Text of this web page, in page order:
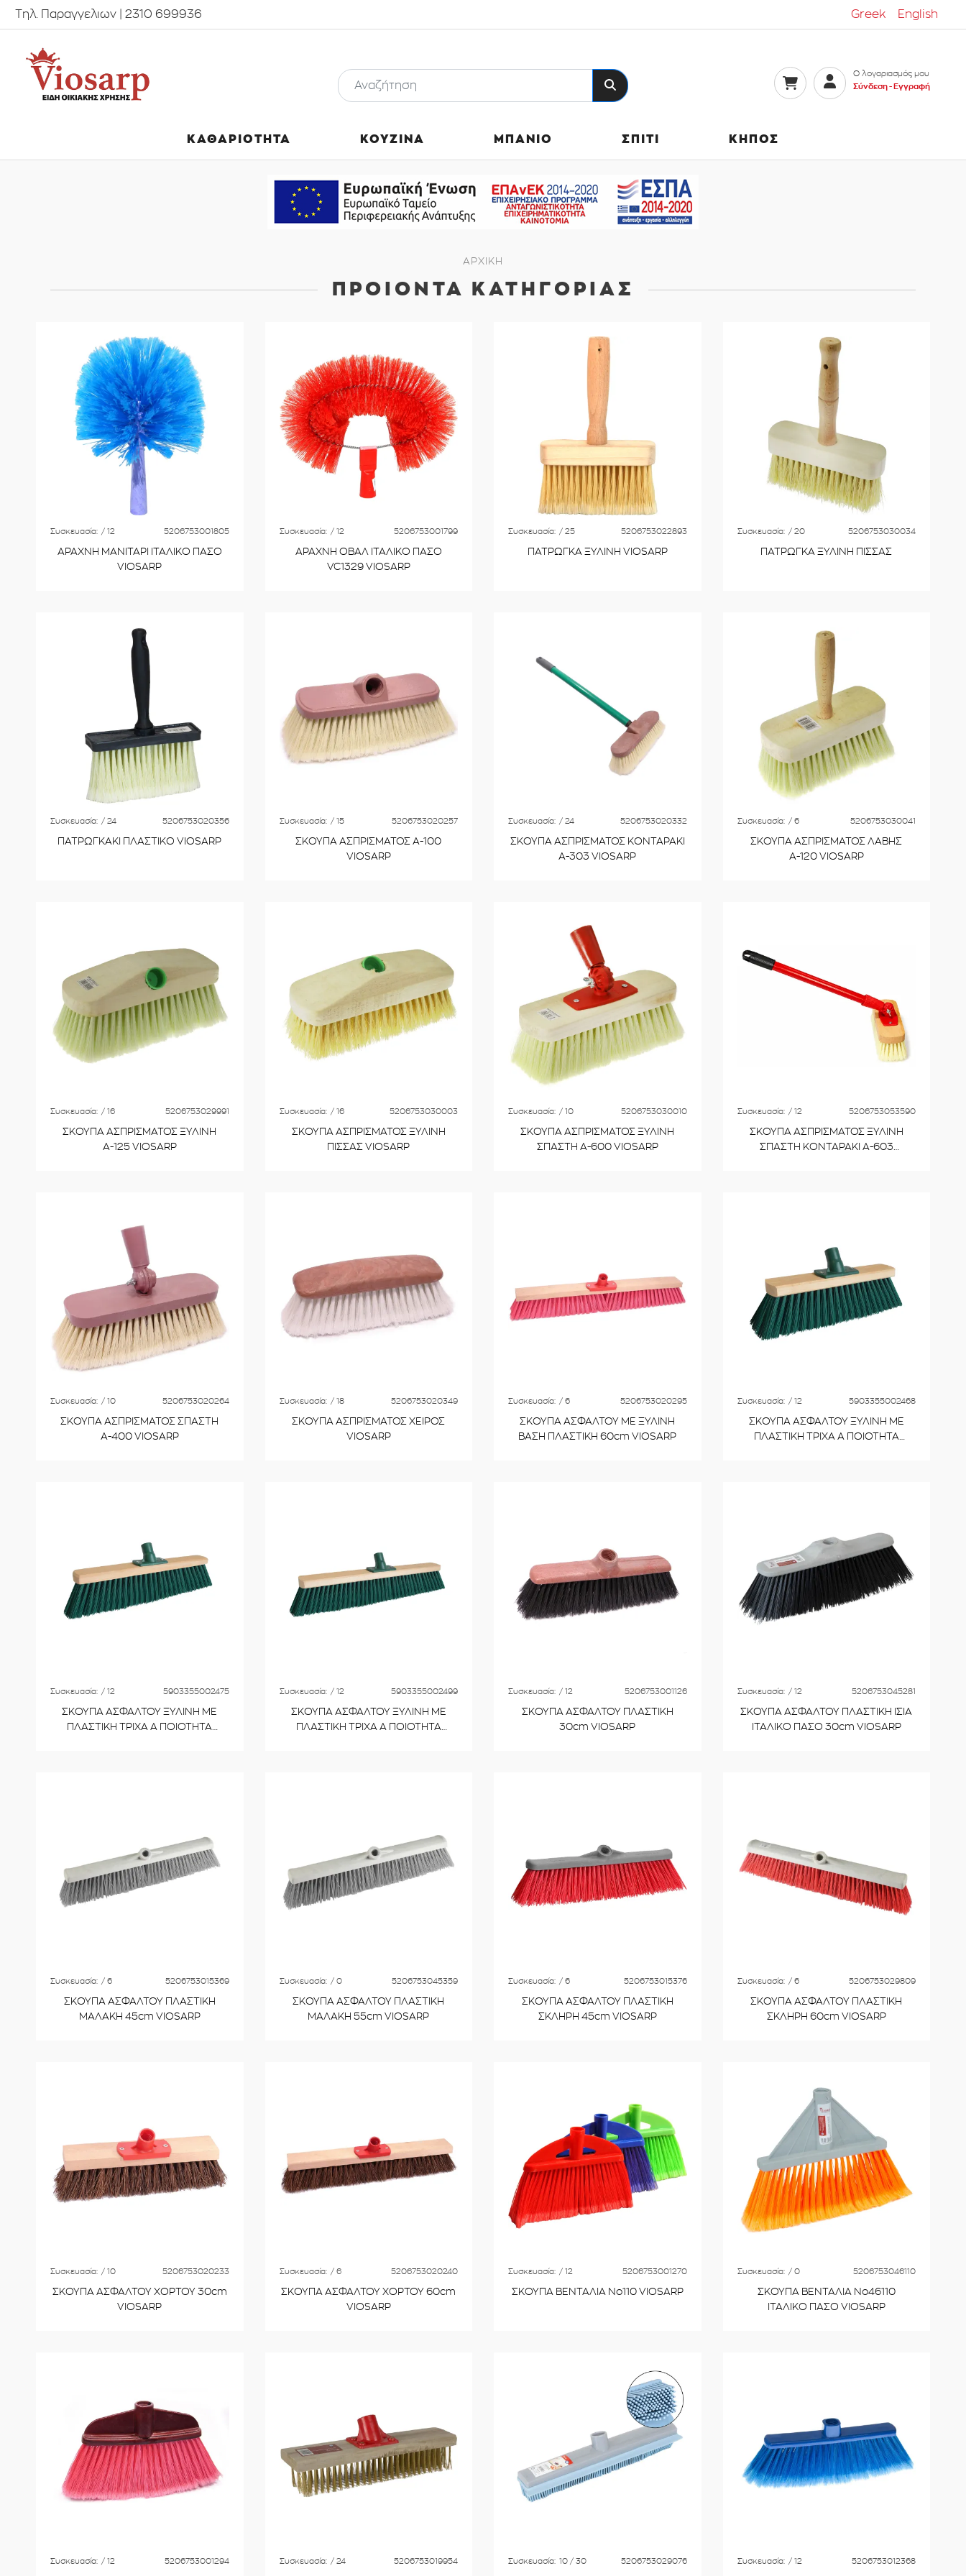
Τηλ. Παραγγελιων | 2310 699936 Greek English
Ο λογαριασμός μου
Σύνδεση - Εγγραφή
ΚΑΘΑΡΙΟΤΗΤΑ ΚΟΥΖΙΝΑ ΜΠΑΝΙΟ ΣΠΙΤΙ ΚΗΠΟΣ
ΑΡΧΙΚΗ
ΠΡΟΙΟΝΤΑ ΚΑΤΗΓΟΡΙΑΣ
Συσκευασία: / 12 5206753001805
ΑΡΑΧΝΗ ΜΑΝΙΤΑΡΙ ΙΤΑΛΙΚΟ ΠΑΣΟ
VIOSARP
Συσκευασία: / 12 5206753001799
ΑΡΑΧΝΗ ΟΒΑΛ ΙΤΑΛΙΚΟ ΠΑΣΟ
VC1329 VIOSARP
Συσκευασία: / 25 5206753022893
ΠΑΤΡΩΓΚΑ ΞΥΛΙΝΗ VIOSARP
Συσκευασία: / 20 5206753030034
ΠΑΤΡΩΓΚΑ ΞΥΛΙΝΗ ΠΙΣΣΑΣ
Συσκευασία: / 24 5206753020356
ΠΑΤΡΩΓΚΑΚΙ ΠΛΑΣΤΙΚΟ VIOSARP
Συσκευασία: / 15 5206753020257
ΣΚΟΥΠΑ ΑΣΠΡΙΣΜΑΤΟΣ Α-100
VIOSARP
Συσκευασία: / 24 5206753020332
ΣΚΟΥΠΑ ΑΣΠΡΙΣΜΑΤΟΣ ΚΟΝΤΑΡΑΚΙ
Α-303 VIOSARP
Συσκευασία: / 6 5206753030041
ΣΚΟΥΠΑ ΑΣΠΡΙΣΜΑΤΟΣ ΛΑΒΗΣ
Α-120 VIOSARP
Συσκευασία: / 16 5206753029991
ΣΚΟΥΠΑ ΑΣΠΡΙΣΜΑΤΟΣ ΞΥΛΙΝΗ
Α-125 VIOSARP
Συσκευασία: / 16 5206753030003
ΣΚΟΥΠΑ ΑΣΠΡΙΣΜΑΤΟΣ ΞΥΛΙΝΗ
ΠΙΣΣΑΣ VIOSARP
Συσκευασία: / 10 5206753030010
ΣΚΟΥΠΑ ΑΣΠΡΙΣΜΑΤΟΣ ΞΥΛΙΝΗ
ΣΠΑΣΤΗ Α-600 VIOSARP
Συσκευασία: / 12 5206753053590
ΣΚΟΥΠΑ ΑΣΠΡΙΣΜΑΤΟΣ ΞΥΛΙΝΗ
ΣΠΑΣΤΗ ΚΟΝΤΑΡΑΚΙ Α-603
Συσκευασία: / 10 5206753020264
ΣΚΟΥΠΑ ΑΣΠΡΙΣΜΑΤΟΣ ΣΠΑΣΤΗ
Α-400 VIOSARP
Συσκευασία: / 18 5206753020349
ΣΚΟΥΠΑ ΑΣΠΡΙΣΜΑΤΟΣ ΧΕΙΡΟΣ
VIOSARP
Συσκευασία: / 6 5206753020295
ΣΚΟΥΠΑ ΑΣΦΑΛΤΟΥ ΜΕ ΞΥΛΙΝΗ
ΒΑΣΗ ΠΛΑΣΤΙΚΗ 60cm VIOSARP
Συσκευασία: / 12 5903355002468
ΣΚΟΥΠΑ ΑΣΦΑΛΤΟΥ ΞΥΛΙΝΗ ΜΕ
ΠΛΑΣΤΙΚΗ ΤΡΙΧΑ Α ΠΟΙΟΤΗΤΑ
Συσκευασία: / 12 5903355002475
ΣΚΟΥΠΑ ΑΣΦΑΛΤΟΥ ΞΥΛΙΝΗ ΜΕ
ΠΛΑΣΤΙΚΗ ΤΡΙΧΑ Α ΠΟΙΟΤΗΤΑ
Συσκευασία: / 12 5903355002499
ΣΚΟΥΠΑ ΑΣΦΑΛΤΟΥ ΞΥΛΙΝΗ ΜΕ
ΠΛΑΣΤΙΚΗ ΤΡΙΧΑ Α ΠΟΙΟΤΗΤΑ
Συσκευασία: / 12 5206753001126
ΣΚΟΥΠΑ ΑΣΦΑΛΤΟΥ ΠΛΑΣΤΙΚΗ
30cm VIOSARP
Συσκευασία: / 12 5206753045281
ΣΚΟΥΠΑ ΑΣΦΑΛΤΟΥ ΠΛΑΣΤΙΚΗ ΙΣΙΑ
ΙΤΑΛΙΚΟ ΠΑΣΟ 30cm VIOSARP
Συσκευασία: / 6 5206753015369
ΣΚΟΥΠΑ ΑΣΦΑΛΤΟΥ ΠΛΑΣΤΙΚΗ
ΜΑΛΑΚΗ 45cm VIOSARP
Συσκευασία: / 0 5206753045359
ΣΚΟΥΠΑ ΑΣΦΑΛΤΟΥ ΠΛΑΣΤΙΚΗ
ΜΑΛΑΚΗ 55cm VIOSARP
Συσκευασία: / 6 5206753015376
ΣΚΟΥΠΑ ΑΣΦΑΛΤΟΥ ΠΛΑΣΤΙΚΗ
ΣΚΛΗΡΗ 45cm VIOSARP
Συσκευασία: / 6 5206753029809
ΣΚΟΥΠΑ ΑΣΦΑΛΤΟΥ ΠΛΑΣΤΙΚΗ
ΣΚΛΗΡΗ 60cm VIOSARP
Συσκευασία: / 10 5206753020233
ΣΚΟΥΠΑ ΑΣΦΑΛΤΟΥ ΧΟΡΤΟΥ 30cm
VIOSARP
Συσκευασία: / 6 5206753020240
ΣΚΟΥΠΑ ΑΣΦΑΛΤΟΥ ΧΟΡΤΟΥ 60cm
VIOSARP
Συσκευασία: / 12 5206753001270
ΣΚΟΥΠΑ ΒΕΝΤΑΛΙΑ No110 VIOSARP
Συσκευασία: / 0 5206753046110
ΣΚΟΥΠΑ ΒΕΝΤΑΛΙΑ No46110
ΙΤΑΛΙΚΟ ΠΑΣΟ VIOSARP
Συσκευασία: / 12 5206753001294 Συσκευασία: / 24 5206753019954 Συσκευασία: 10 / 30 5206753029076 Συσκευασία: / 12 5206753012368